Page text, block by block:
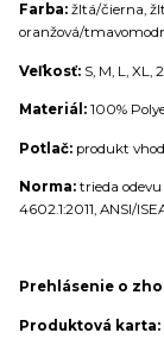
Farba: žltá/čierna,
oranžová/
Veľkosť: S, M, L, XL,
Materiál: 100%
Potlač: produkt
Norma: trieda odevu
4602.1:2011, ANSI/
Prehlásenie o
Produktová karta: